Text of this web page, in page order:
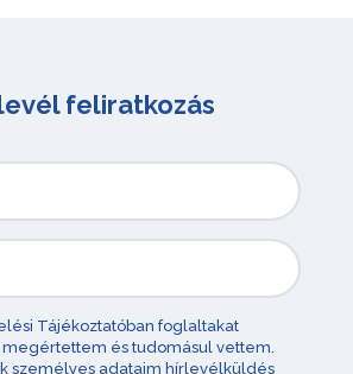
feliratkozás
Tájékoztatóban foglaltakat
megértettem és tudomásul vettem.
személyes adataim hírlevélküldés